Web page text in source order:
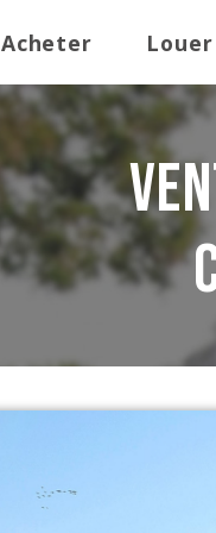
Acheter Louer